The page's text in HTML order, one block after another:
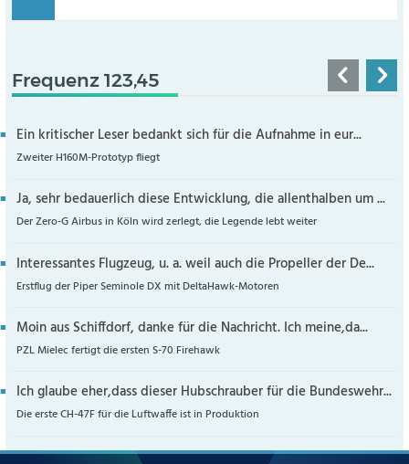
Frequenz 123,45
Ein kritischer Leser bedankt sich für die Aufnahme in eur...
Zweiter H160M-Prototyp fliegt
Ja, sehr bedauerlich diese Entwicklung, die allenthalben um ...
Der Zero-G Airbus in Köln wird zerlegt, die Legende lebt weiter
Interessantes Flugzeug, u. a. weil auch die Propeller der De...
Erstflug der Piper Seminole DX mit DeltaHawk-Motoren
Moin aus Schiffdorf, danke für die Nachricht. Ich meine,da...
PZL Mielec fertigt die ersten S-70 Firehawk
Ich glaube eher,dass dieser Hubschrauber für die Bundeswehr...
Die erste CH-47F für die Luftwaffe ist in Produktion